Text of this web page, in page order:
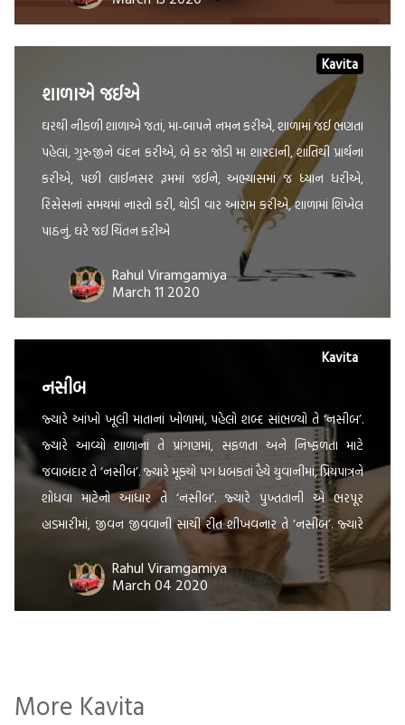
Kavita
શાળાએ જઈએ
ઘરથી નીકળી શાળાએ જતાં, મા-બાપને નમન કરીએ, શાળામાં જઈ ભણતા
પહેલાં, ગુરુજીને વંદન કરીએ, બે કર જોડી મા શારદાની, શાંતિથી પ્રાર્થના
કરીએ, પછી લાઈનસર રૂમમાં જઈને, અભ્યાસમાં જ ધ્યાન ધરીએ,
રિસેસનાં સમયમાં નાસ્તો કરી, થોડી વાર આરામ કરીએ, શાળામાં શિખેલ
પાઠનું, ઘરે જઈ ચિંતન કરીએ
Rahul Viramgamiya
March 11 2020
Kavita
નસીબ
જ્યારે આંખો ખૂલી માતાનાં ખોળામાં, પહેલો શબ્દ સાંભળ્યો તે ‘નસીબ’.
જ્યારે આવ્યો શાળાનાં તે પ્રાંગણમાં, સફળતા અને નિષ્ફળતા માટે
જવાબદાર તે ‘નસીબ’. જ્યારે મૂક્યો પગ ધબકતાં હૈયે યુવાનીમાં, પ્રિયપાત્રને
શોધવા માટેનો આધાર તે ‘નસીબ’. જ્યારે પુખ્તતાની એ ભરપૂર
હાડમારીમાં, જીવન જીવવાની સાચી રીત શીખવનાર તે ‘નસીબ’. જ્યારે
વૃદ્ધાવસ્થાની એ લાચાર આંખોમાં, કોઈ એક આશા સાથે […]
Rahul Viramgamiya
March 04 2020
More Kavita